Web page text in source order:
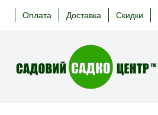
Оплата Доставка Скидки